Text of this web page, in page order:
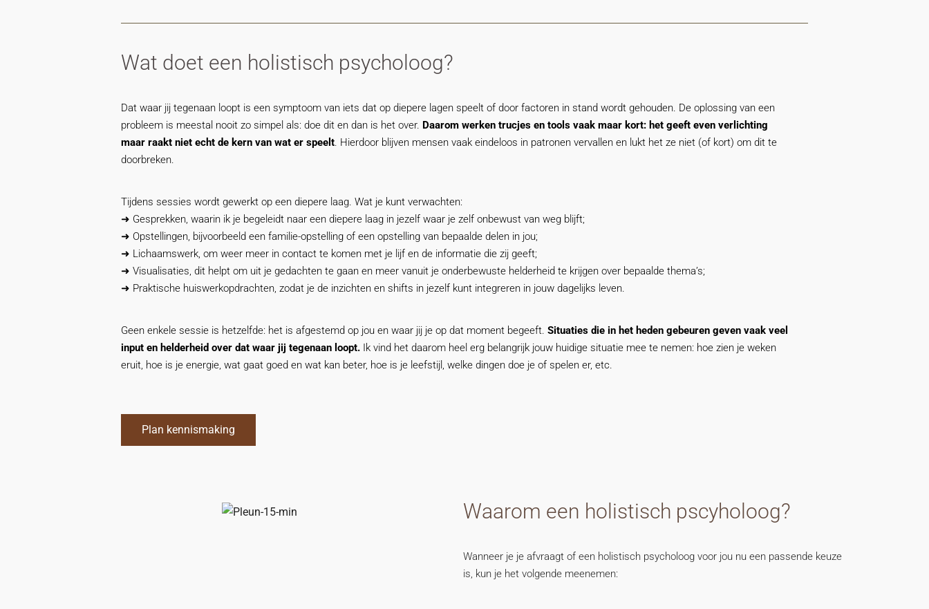
Wat doet een holistisch psycholoog?
Dat waar jij tegenaan loopt is een symptoom van iets dat op diepere lagen speelt of door factoren in stand wordt gehouden. De oplossing van een
probleem is meestal nooit zo simpel als: doe dit en dan is het over. Daarom werken trucjes en tools vaak maar kort: het geeft even verlichting
maar raakt niet echt de kern van wat er speelt. Hierdoor blijven mensen vaak eindeloos in patronen vervallen en lukt het ze niet (of kort) om dit te
doorbreken.
Tijdens sessies wordt gewerkt op een diepere laag. Wat je kunt verwachten:
➜ Gesprekken, waarin ik je begeleidt naar een diepere laag in jezelf waar je zelf onbewust van weg blijft;
➜ Opstellingen, bijvoorbeeld een familie-opstelling of een opstelling van bepaalde delen in jou;
➜ Lichaamswerk, om weer meer in contact te komen met je lijf en de informatie die zij geeft;
➜ Visualisaties, dit helpt om uit je gedachten te gaan en meer vanuit je onderbewuste helderheid te krijgen over bepaalde thema’s;
➜ Praktische huiswerkopdrachten, zodat je de inzichten en shifts in jezelf kunt integreren in jouw dagelijks leven.
Geen enkele sessie is hetzelfde: het is afgestemd op jou en waar jij je op dat moment begeeft. Situaties die in het heden gebeuren geven vaak veel
input en helderheid over dat waar jij tegenaan loopt.Ik vind het daarom heel erg belangrijk jouw huidige situatie mee te nemen: hoe zien je weken
eruit, hoe is je energie, wat gaat goed en wat kan beter, hoe is je leefstijl, welke dingen doe je of spelen er, etc.
Plan kennismaking
Waarom een holistisch pscyholoog?
Wanneer je je afvraagt of een holistisch psycholoog voor jou nu een passende keuze
is, kun je het volgende meenemen: